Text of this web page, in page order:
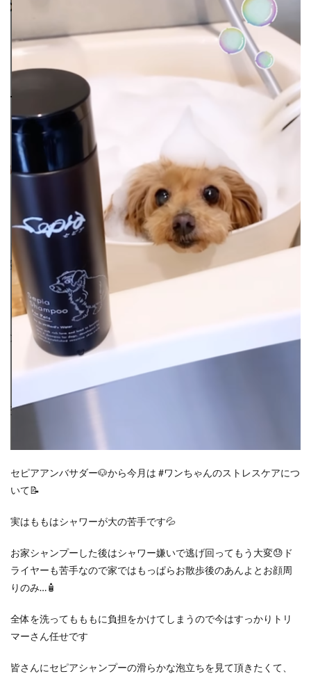
セピアアンバサダー🐶から今月は #ワンちゃんのストレスケアにつ
いて📝
実はももはシャワーが大の苦手です💦
お家シャンプーした後はシャワー嫌いで逃げ回ってもう大変😓ド
ライヤーも苦手なので家ではもっぱらお散歩後のあんよとお顔周
りのみ…🧴
全体を洗ってもももに負担をかけてしまうので今はすっかりトリ
マーさん任せです
皆さんにセピアシャンプーの滑らかな泡立ちを見て頂きたくて、